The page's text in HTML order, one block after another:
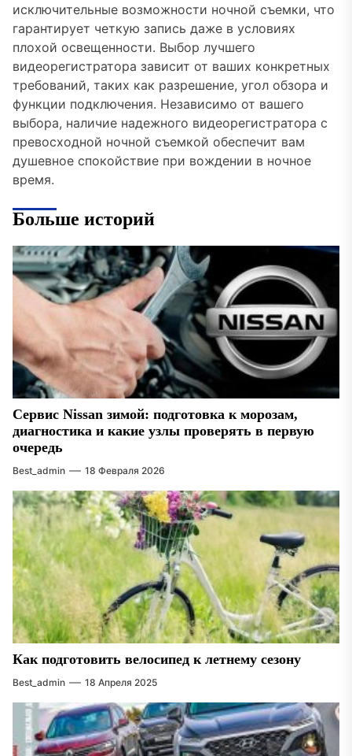
исключительные возможности ночной съемки, что
гарантирует четкую запись даже в условиях
плохой освещенности. Выбор лучшего
видеорегистратора зависит от ваших конкретных
требований, таких как разрешение, угол обзора и
функции подключения. Независимо от вашего
выбора, наличие надежного видеорегистратора с
превосходной ночной съемкой обеспечит вам
душевное спокойствие при вождении в ночное
время.
Больше историй
Сервис Nissan зимой: подготовка к морозам,
диагностика и какие узлы проверять в первую
очередь
Best_admin 18 Февраля 2026
Как подготовить велосипед к летнему сезону
Best_admin 18 Апреля 2025